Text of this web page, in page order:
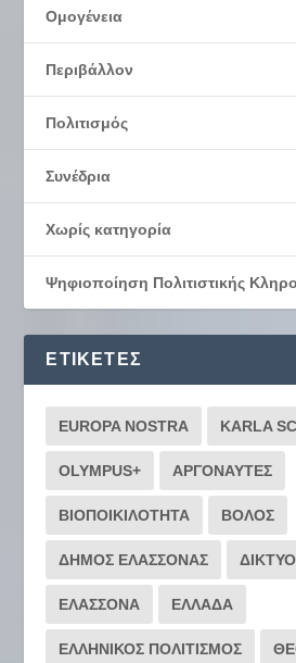
Ομογένεια
Περιβάλλον
Πολιτισμός
Συνέδρια
Χωρίς κατηγορία
Ψηφιοποίηση Πολιτιστικής
ΕΤΙΚΈΤΕΣ
EUROPA NOSTRA KARLA
OLYMPUS+ ΑΡΓΟΝΑΥΤΕΣ
ΒΙΟΠΟΙΚΙΛΟΤΗΤΑ ΒΟΛΟΣ
ΔΗΜΟΣ ΕΛΑΣΣΟΝΑΣ
ΕΛΑΣΣΟΝΑ ΕΛΛΑΔΑ
ΕΛΛΗΝΙΚΟΣ ΠΟΛΙΤΙΣΜΟΣ